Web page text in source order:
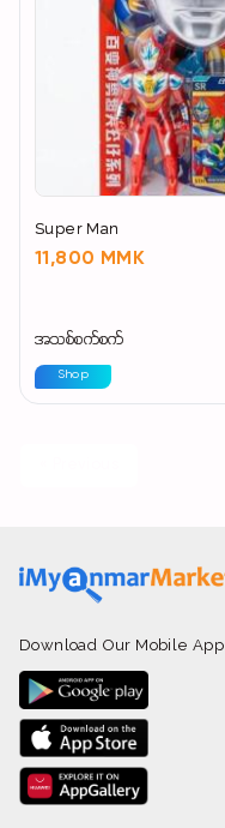
Super Man
11,800 MMK
အသစ်စက်စက်
Shop
Download Our Mobile App